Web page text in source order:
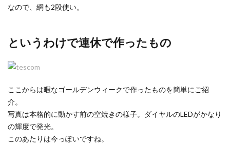
なので、網も2段使い。
というわけで連休で作ったもの
ここからは暇なゴールデンウィークで作ったものを簡単にご紹
介。
写真は本格的に動かす前の空焼きの様子。ダイヤルのLEDがかなり
の輝度で発光。
このあたりは今っぽいですね。